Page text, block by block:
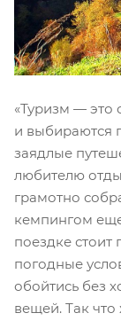
«Туризм — это
и выбираются
заядлые
любителю
грамотно
кемпингом
поездке стоит
погодные
обойтись без
вещей. Так